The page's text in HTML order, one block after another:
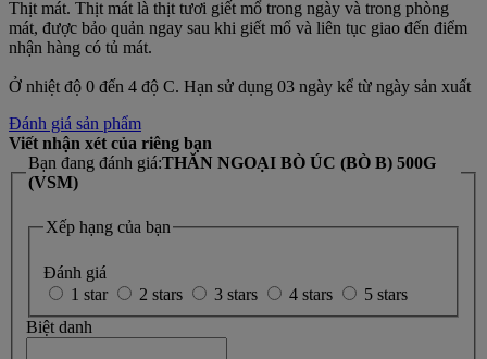
Thịt mát. Thịt mát là thịt tươi giết mổ trong ngày và trong phòng
mát, được bảo quản ngay sau khi giết mổ và liên tục giao đến điểm
nhận hàng có tủ mát.
Ở nhiệt độ 0 đến 4 độ C. Hạn sử dụng 03 ngày kể từ ngày sản xuất
Đánh giá sản phẩm
Viết nhận xét của riêng bạn
Bạn đang đánh giá:THĂN NGOẠI BÒ ÚC (BÒ B) 500G
(VSM)
Xếp hạng của bạn
Đánh giá
1 star
2 stars 3 stars 4 stars
5 stars
Biệt danh